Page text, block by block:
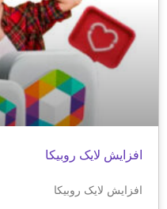
افزایش لایک روبیکا
افزایش لایک روبیکا